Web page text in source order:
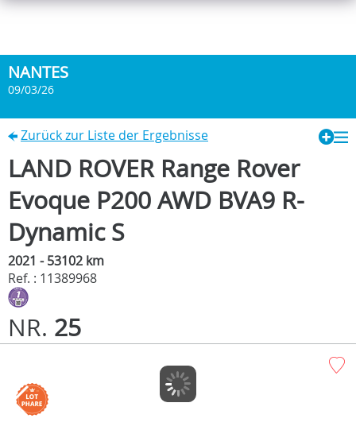
NANTES
09/03/26
Zurück zur Liste der Ergebnisse
LAND ROVER Range Rover
Evoque P200 AWD BVA9 R-
Dynamic S
2021 - 53102 km
Ref. : 11389968
NR. 25